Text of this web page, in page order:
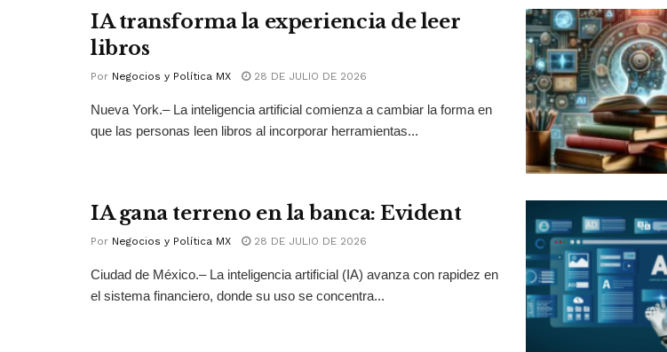
IA transforma la experiencia de leer
libros
Por Negocios y Política MX 28 DE JULIO DE 2026
Nueva York.– La inteligencia artificial comienza a cambiar la forma en
que las personas leen libros al incorporar herramientas...
IA gana terreno en la banca: Evident
Por Negocios y Política MX 28 DE JULIO DE 2026
Ciudad de México.– La inteligencia artificial (IA) avanza con rapidez en
el sistema financiero, donde su uso se concentra...